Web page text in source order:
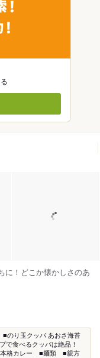
に！どこか懐かしさのあ
のり玉クッパ あおさ海苔
で食べるクッパは絶品！
本格カレー ■麺類 ■親方